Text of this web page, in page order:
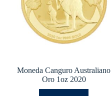
Moneda Canguro Australiano
Oro 1oz 2020